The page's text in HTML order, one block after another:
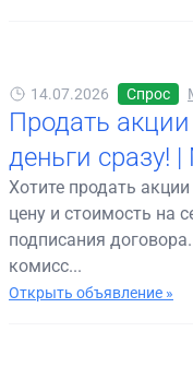
14.07.2026 Спрос
Продать
деньги сразу!
Хотите продать
цену и стоимость на
подписания
комисс...
Открыть объявление »